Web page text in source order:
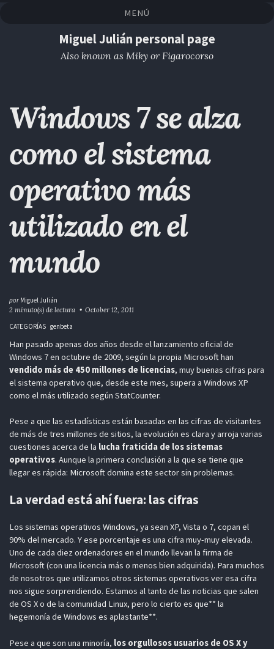
MENÚ
Miguel Julián personal page
Also known as Miky or Figarocorso
Windows 7 se alza
como el sistema
operativo más
utilizado en el
mundo
por Miguel Julián
2 minuto(s) de lectura
October 12, 2011
CATEGORÍAS genbeta
Han pasado apenas dos años desde el lanzamiento oficial de
Windows 7 en octubre de 2009, según la propia Microsoft han
vendido más de 450 millones de licencias, muy buenas cifras para
el sistema operativo que, desde este mes, supera a Windows XP
como el más utilizado según StatCounter.
Pese a que las estadísticas están basadas en las cifras de visitantes
de más de tres millones de sitios, la evolución es clara y arroja varias
cuestiones acerca de la lucha fraticida de los sistemas
operativos. Aunque la primera conclusión a la que se tiene que
llegar es rápida: Microsoft domina este sector sin problemas.
La verdad está ahí fuera: las cifras
Los sistemas operativos Windows, ya sean XP, Vista o 7, copan el
90% del mercado. Y ese porcentaje es una cifra muy-muy elevada.
Uno de cada diez ordenadores en el mundo llevan la firma de
Microsoft (con una licencia más o menos bien adquirida). Para muchos
de nosotros que utilizamos otros sistemas operativos ver esa cifra
nos sigue sorprendiendo. Estamos al tanto de las noticias que salen
de OS X o de la comunidad Linux, pero lo cierto es que** la
hegemonía de Windows es aplastante**.
Pese a que son una minoría, los orgullosos usuarios de OS X y